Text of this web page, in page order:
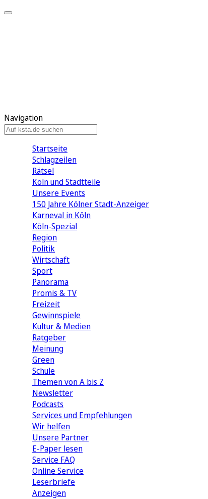
Navigation
Startseite
Schlagzeilen
Rätsel
Köln und Stadtteile
Unsere Events
150 Jahre Kölner Stadt-Anzeiger
Karneval in Köln
Köln-Spezial
Region
Politik
Wirtschaft
Sport
Panorama
Promis & TV
Freizeit
Gewinnspiele
Kultur & Medien
Ratgeber
Meinung
Green
Schule
Themen von A bis Z
Newsletter
Podcasts
Services und Empfehlungen
Wir helfen
Unsere Partner
E-Paper lesen
Service FAQ
Online Service
Leserbriefe
Anzeigen